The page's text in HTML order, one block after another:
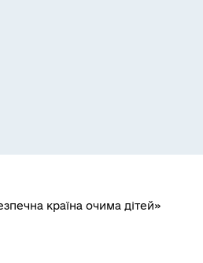
країна очима дітей»